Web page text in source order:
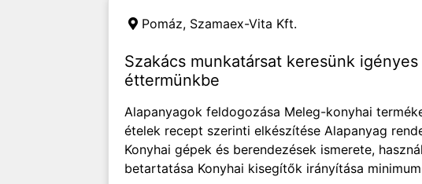
Pomáz, Szamaex-Vita Kft.
Szakács munkatársat keresünk
éttermünkbe
Alapanyagok feldogozása Meleg-konyhai
ételek recept szerinti elkészítése Alapanyag
Konyhai gépek és berendezések ismerete,
betartatása Konyhai kisegítők irányítása